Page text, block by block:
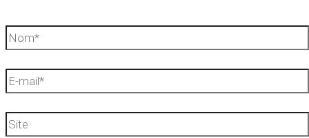
Nom*
E-
Site